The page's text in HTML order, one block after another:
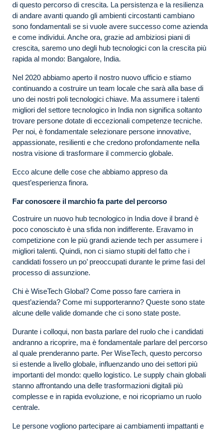
di questo percorso di crescita. La persistenza e la resilienza
di andare avanti quando gli ambienti circostanti cambiano
sono fondamentali se si vuole avere successo come azienda
e come individui. Anche ora, grazie ad ambiziosi piani di
crescita, saremo uno degli hub tecnologici con la crescita più
rapida al mondo: Bangalore, India.
Nel 2020 abbiamo aperto il nostro nuovo ufficio e stiamo
continuando a costruire un team locale che sarà alla base di
uno dei nostri poli tecnologici chiave. Ma assumere i talenti
migliori del settore tecnologico in India non significa soltanto
trovare persone dotate di eccezionali competenze tecniche.
Per noi, è fondamentale selezionare persone innovative,
appassionate, resilienti e che credono profondamente nella
nostra visione di trasformare il commercio globale.
Ecco alcune delle cose che abbiamo appreso da
quest’esperienza finora.
Far conoscere il marchio fa parte del percorso
Costruire un nuovo hub tecnologico in India dove il brand è
poco conosciuto è una sfida non indifferente. Eravamo in
competizione con le più grandi aziende tech per assumere i
migliori talenti. Quindi, non ci siamo stupiti del fatto che i
candidati fossero un po’ preoccupati durante le prime fasi del
processo di assunzione.
Chi è WiseTech Global? Come posso fare carriera in
quest’azienda? Come mi supporteranno? Queste sono state
alcune delle valide domande che ci sono state poste.
Durante i colloqui, non basta parlare del ruolo che i candidati
andranno a ricoprire, ma è fondamentale parlare del percorso
al quale prenderanno parte. Per WiseTech, questo percorso
si estende a livello globale, influenzando uno dei settori più
importanti del mondo: quello logistico. Le supply chain globali
stanno affrontando una delle trasformazioni digitali più
complesse e in rapida evoluzione, e noi ricopriamo un ruolo
centrale.
Le persone vogliono partecipare ai cambiamenti impattanti e